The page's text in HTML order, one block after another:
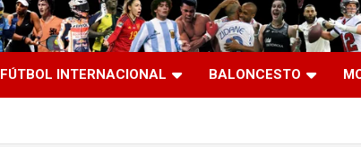
FÚTBOL INTERNACIONAL BALONCESTO